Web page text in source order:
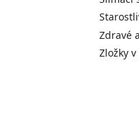
Zdravé
Zložky